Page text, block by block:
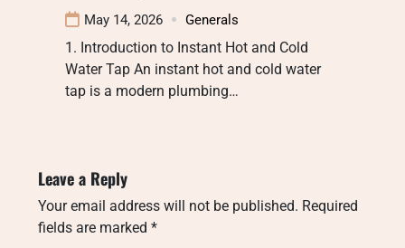
May 14, 2026 Generals
1. Introduction to Instant Hot and Cold
Water Tap An instant hot and cold water
tap is a modern plumbing…
Leave a Reply
Your email address will not be published. Required
fields are marked *